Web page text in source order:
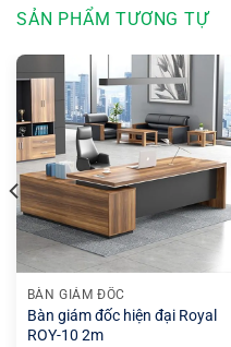
SẢN PHẨM TƯƠNG TỰ
BÀN GIÁM ĐỐC
Bàn giám đốc hiện đại Royal
ROY-10 2m